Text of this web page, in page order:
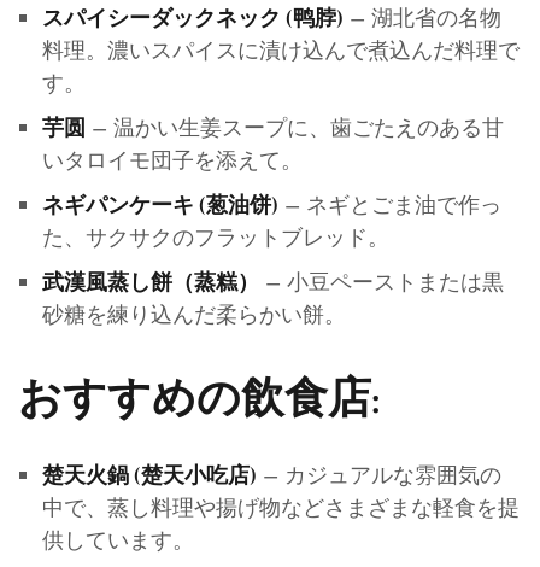
スパイシーダックネック (鸭脖) – 湖北省の名物
料理。濃いスパイスに漬け込んで煮込んだ料理で
す。
芋圆 – 温かい生姜スープに、歯ごたえのある甘
いタロイモ団子を添えて。
ネギパンケーキ (葱油饼) – ネギとごま油で作っ
た、サクサクのフラットブレッド。
武漢風蒸し餅（蒸糕）
– 小豆ペーストまたは黒
砂糖を練り込んだ柔らかい餅。
おすすめの飲食店:
楚天火鍋 (楚天小吃店) – カジュアルな雰囲気の
中で、蒸し料理や揚げ物などさまざまな軽食を提
供しています。